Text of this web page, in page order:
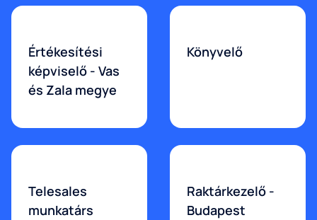
Értékesítési
képviselő - Vas
és Zala megye
Könyvelő
Telesales
munkatárs
Raktárkezelő -
Budapest